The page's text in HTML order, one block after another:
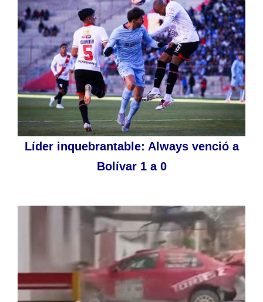
Líder inquebrantable: Always venció a
Bolívar 1 a 0